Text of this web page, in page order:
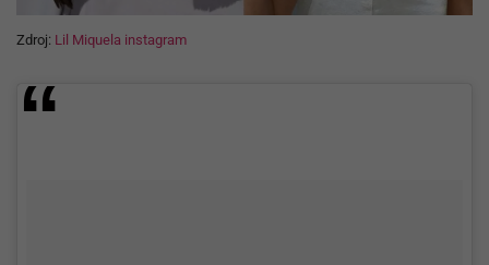
Zdroj: Lil Miquela instagram